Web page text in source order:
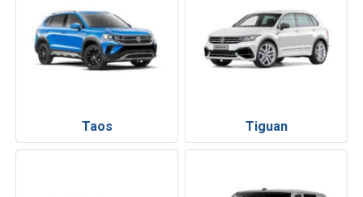
Taos Tiguan